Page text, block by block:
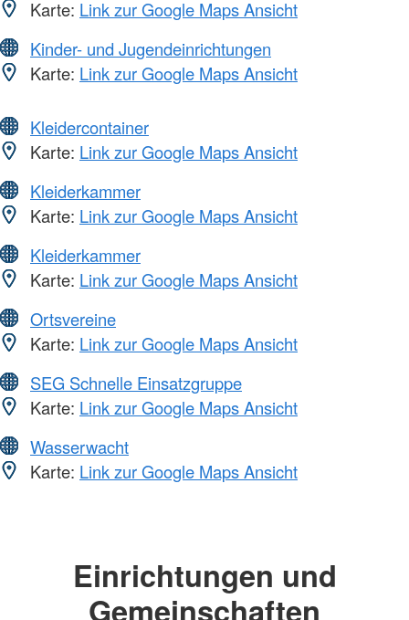
Karte: Link zur Google Maps Ansicht
Kinder- und Jugendeinrichtungen
Karte: Link zur Google Maps Ansicht
Kleidercontainer
Karte: Link zur Google Maps Ansicht
Kleiderkammer
Karte: Link zur Google Maps Ansicht
Kleiderkammer
Karte: Link zur Google Maps Ansicht
Ortsvereine
Karte: Link zur Google Maps Ansicht
SEG Schnelle Einsatzgruppe
Karte: Link zur Google Maps Ansicht
Wasserwacht
Karte: Link zur Google Maps Ansicht
Einrichtungen und
Gemeinschaften